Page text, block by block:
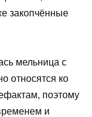
закопчённые
мельница с
относятся ко
поэтому
и